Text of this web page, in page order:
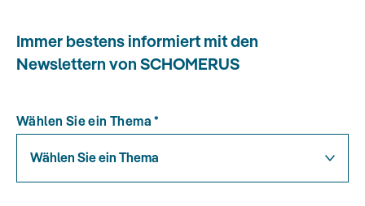
Immer bestens informiert mit den
Newslettern von SCHOMERUS
Wählen Sie ein Thema *
Wählen Sie ein Thema